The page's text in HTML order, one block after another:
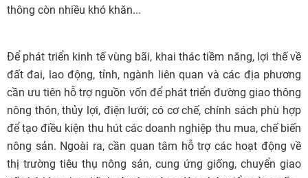
thông còn nhiều khó khăn...
Để phát triển kinh tế vùng bãi, khai thác tiềm năng, lợi thế về
đất đai, lao động, tỉnh, ngành liên quan và các địa phương
cần ưu tiên hỗ trợ nguồn vốn để phát triển đường giao thông
nông thôn, thủy lợi, điện lưới; có cơ chế, chính sách phù hợp
để tạo điều kiện thu hút các doanh nghiệp thu mua, chế biến
nông sản. Ngoài ra, cần quan tâm hỗ trợ các hoạt động về
thị trường tiêu thụ nông sản, cung ứng giống, chuyển giao